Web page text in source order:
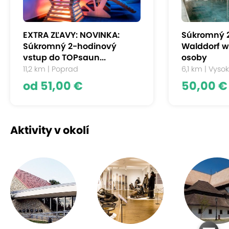
teplota vody 30 °C.
Vonkajší bazéns 36 °C vyhrievanou vodou,
rozmery bazéna 5 x 3,2 m.
Minivitálny svet:
parná aromatická sauna
suchá sauna
vonkajší ochladzovací bazénik
tropická sprcha
škótska masážna kabína
ľadová drť
vírivá vaňa
tepidárium
EXTRA ZĽAVY: NOVINKA:
Súkromný 2-hodinový
vstup do TOPsaun...
11,2 km | Poprad
od 51,00 €
Súkromný
Walddorf
osoby
6,1 km |
50,00 €
Aktivity v okolí